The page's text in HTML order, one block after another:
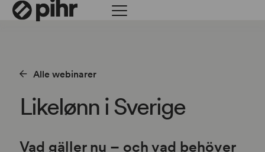
Alle webinarer
Likelønn i Sverige
Vad gäller nu – och vad behöver